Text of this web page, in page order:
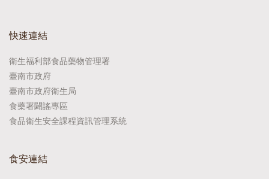
快速連結
衛生福利部食品藥物管理署
臺南市政府
臺南市政府衛生局
食藥署闢謠專區
食品衛生安全課程資訊管理系統
食安連結